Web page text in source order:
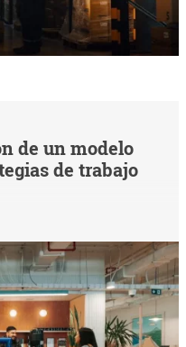
de un modelo
de trabajo